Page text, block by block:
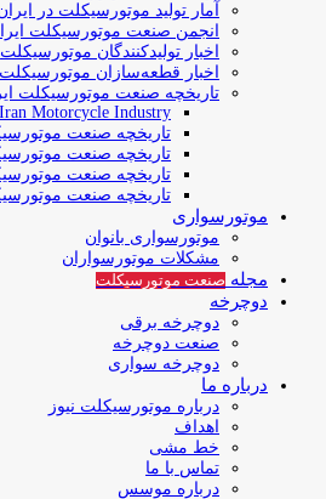
آمار تولید موتورسیکلت در
انجمن صنعت موتورسیکلت
اخبار تولیدکنندگان موتورسیکلت
اخبار قطعه‌سازان موتورسیکلت
تاریخچه صنعت موتورسیکلت
Motorcycle Industry
تاریخچه صنعت
تاریخچه صنعت
تاریخچه صنعت
تاریخچه صنعت
موتورسواری
موتورسواری بانوان
مشکلات موتورسواران
مجله صنعت موتورسیکلت
دوچرخه
دوچرخه برقی
صنعت دوچرخه
دوچرخه سواری
درباره ما
درباره موتورسیکلت نیوز
اهداف
خط مشی
تماس با ما
درباره موسس